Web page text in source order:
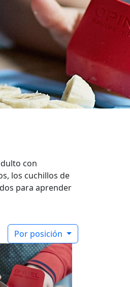
con
los cuchillos de
para aprender
Por posición